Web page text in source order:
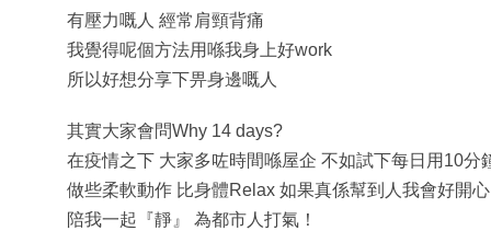
有壓力嘅人 經常肩頸背痛
我覺得呢個方法用喺我身上好work
所以好想分享下畀身邊嘅人
其實大家會問Why 14 days?
在疫情之下 大家多咗時間喺屋企 不如試下每日用10
做些柔軟動作 比身體Relax 如果真係幫到人我會好開
陪我一起『靜』 為都市人打氣！